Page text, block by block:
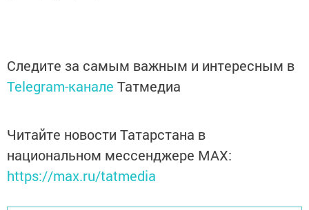
Следите за самым важным и интересным в
Telegram-канале Татмедиа
Читайте новости Татарстана в
национальном мессенджере MАХ:
https://max.ru/tatmedia